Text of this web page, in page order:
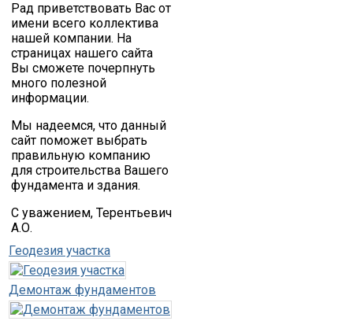
Рад приветствовать Вас от
имени всего коллектива
нашей компании. На
страницах нашего сайта
Вы сможете почерпнуть
много полезной
информации.
Мы надеемся, что данный
сайт поможет выбрать
правильную компанию
для строительства Вашего
фундамента и здания.
С уважением, Терентьевич
А.О.
Геодезия участка
Демонтаж фундаментов